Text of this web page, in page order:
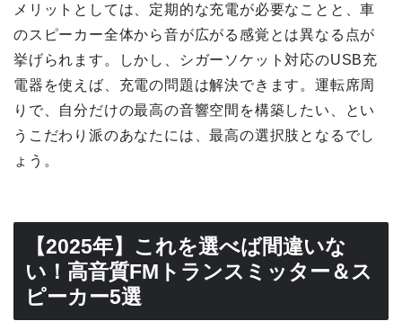
メリットとしては、定期的な充電が必要なことと、車
のスピーカー全体から音が広がる感覚とは異なる点が
挙げられます。しかし、シガーソケット対応のUSB充
電器を使えば、充電の問題は解決できます。運転席周
りで、自分だけの最高の音響空間を構築したい、とい
うこだわり派のあなたには、最高の選択肢となるでし
ょう。
【2025年】これを選べば間違いな
い！高音質FMトランスミッター＆ス
ピーカー5選